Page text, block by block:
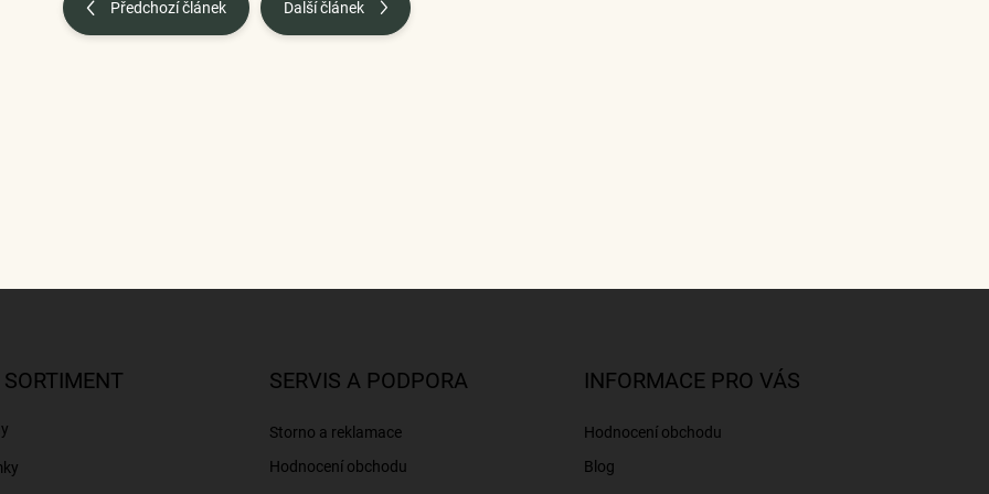
Předchozí článek Další článek
SERVIS A PODPORA
Storno a reklamace
Hodnocení obchodu
INFORMACE PRO VÁS
Hodnocení obchodu
Blog